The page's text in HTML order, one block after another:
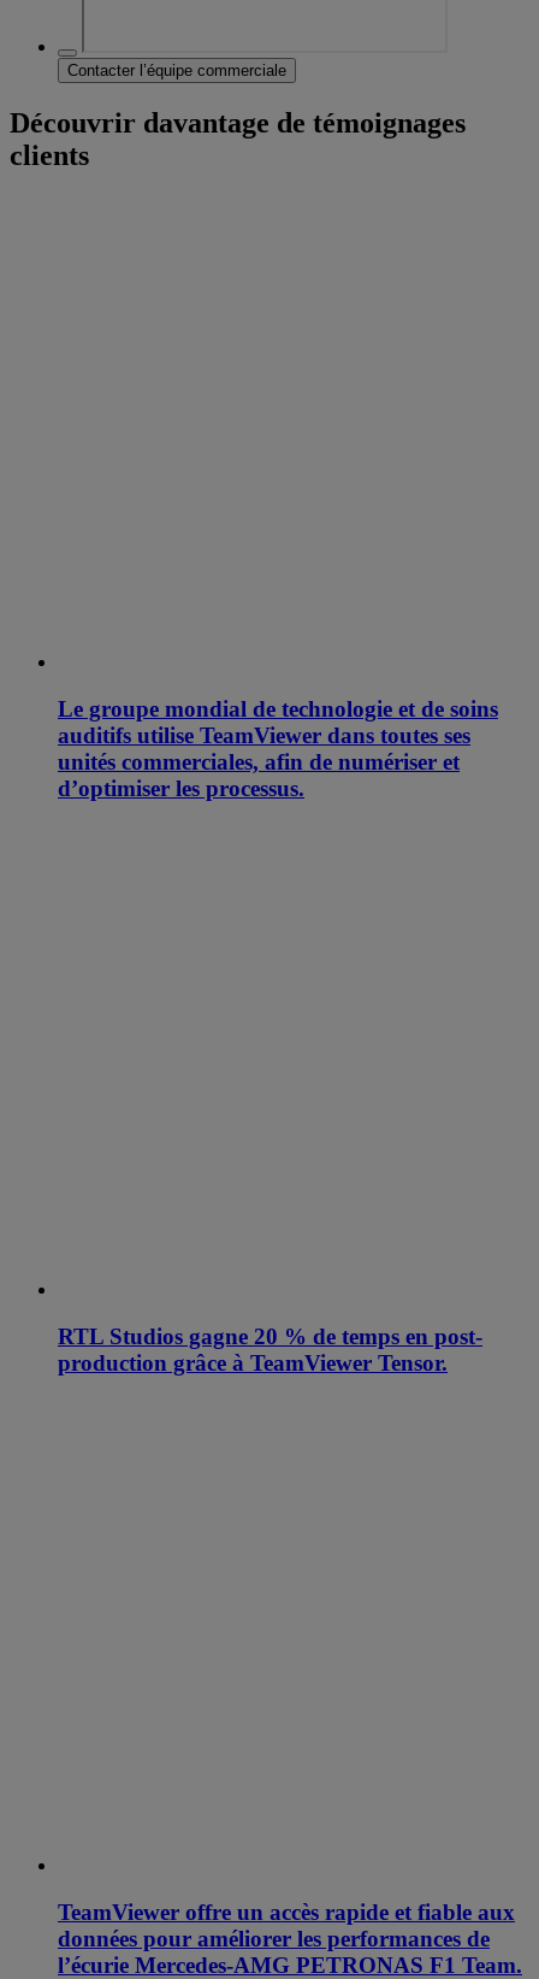
Contacter l’équipe commerciale
Découvrir davantage de témoignages
clients
Le groupe mondial de technologie et de soins
auditifs utilise TeamViewer dans toutes ses
unités commerciales, afin de numériser et
d’optimiser les processus.
RTL Studios gagne 20 % de temps en post-
production grâce à TeamViewer Tensor.
TeamViewer offre un accès rapide et fiable aux
données pour améliorer les performances de
l’écurie Mercedes-AMG PETRONAS F1 Team.